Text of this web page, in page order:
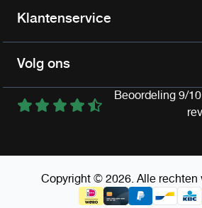
Klantenservice
Volg ons
Beoordeling 9/
Copyright © 2026. Alle rechten